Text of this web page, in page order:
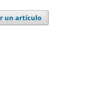
un artículo